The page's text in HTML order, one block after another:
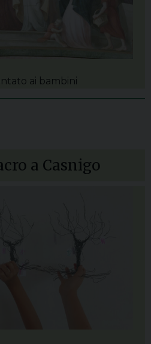
ai bambini
a Casnigo